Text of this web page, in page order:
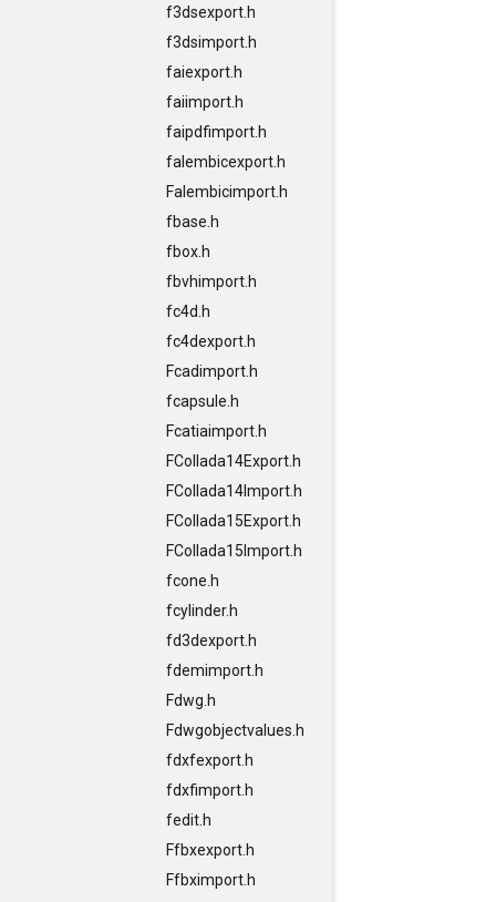
f3dsexport.h
f3dsimport.h
faiexport.h
faiimport.h
faipdfimport.h
falembicexport.h
Falembicimport.h
fbase.h
fbox.h
fbvhimport.h
fc4d.h
fc4dexport.h
Fcadimport.h
fcapsule.h
Fcatiaimport.h
FCollada14Export.h
FCollada14Import.h
FCollada15Export.h
FCollada15Import.h
fcone.h
fcylinder.h
fd3dexport.h
fdemimport.h
Fdwg.h
Fdwgobjectvalues.h
fdxfexport.h
fdxfimport.h
fedit.h
Ffbxexport.h
Ffbximport.h